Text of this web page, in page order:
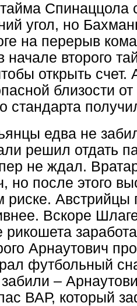
Спинаццола
угол, но
на перерыв
начале второго
открыть
близости
стандарта
едва не
решил отдать
не ждал.
но после этого
риске. Австрийцы
Вскоре
рикошета
Арнаутович
футбольный
–
ВАР, который